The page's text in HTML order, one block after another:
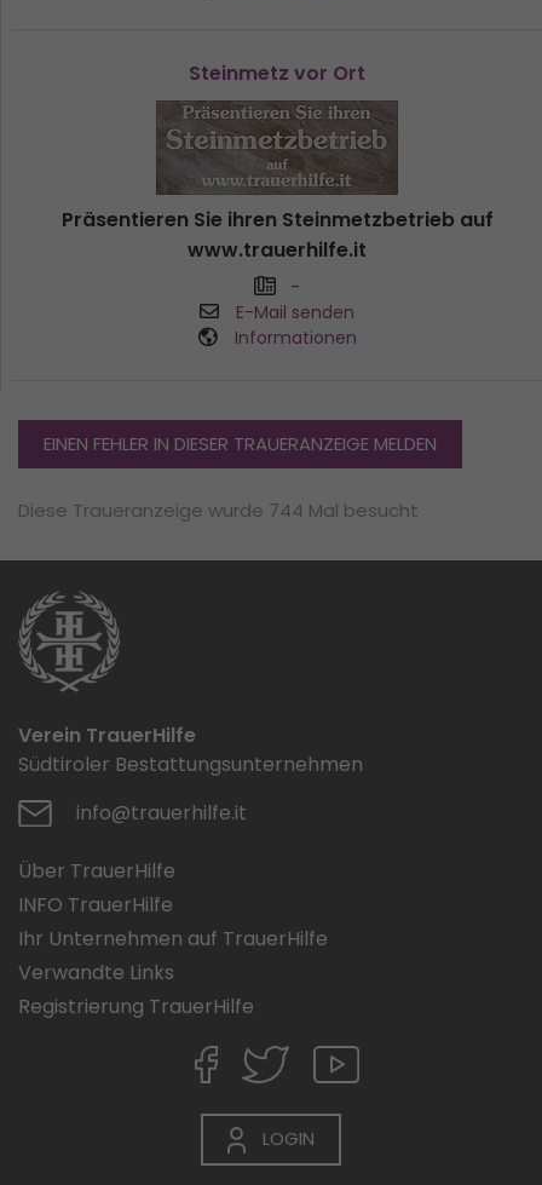
Steinmetz vor Ort
Präsentieren Sie ihren Steinmetzbetrieb auf
www.trauerhilfe.it
-
E-Mail senden
Informationen
EINEN FEHLER IN DIESER TRAUERANZEIGE MELDEN
Diese Traueranzeige wurde 744 Mal besucht
Verein TrauerHilfe
Südtiroler Bestattungsunternehmen
info@trauerhilfe.it
Über TrauerHilfe
INFO TrauerHilfe
Ihr Unternehmen auf TrauerHilfe
Verwandte Links
Registrierung TrauerHilfe
LOGIN